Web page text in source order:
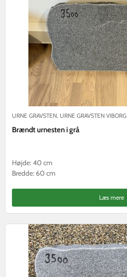
URNE GRAVSTEN, URNE GRAVSTEN VIBORG
Brændt urnesten i grå
Højde: 40 cm
Bredde: 60 cm
Læs mere